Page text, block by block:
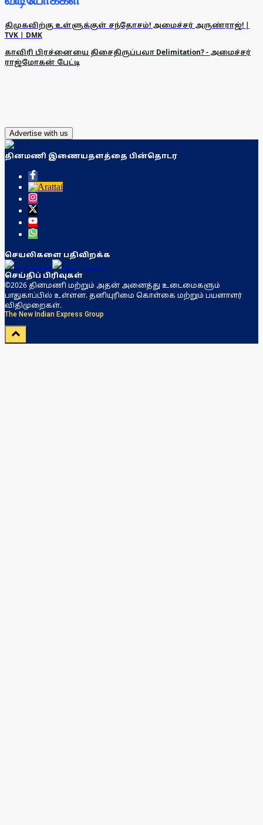
திமுகவிற்கு உள்ளுக்குள் சந்தோசம்! அமைச்சர் அருண்ராஜ்! |
TVK | DMK
காவிரி பிரச்னையை திசைதிருப்பவா Delimitation? - அமைச்சர்
ராஜ்மோகன் பேட்டி
Advertise with us
தினமணி இணையதளத்தை பின்தொடர
செயலிகளை பதிவிறக்க
செய்திப் பிரிவுகள்
©2026 தினமணி மற்றும் அதன் அனைத்து உடைமைகளும்
பாதுகாப்பில் உள்ளன. தனியுரிமை கொள்கை மற்றும் பயனாளர்
விதிமுறைகள்.
The New Indian Express Group